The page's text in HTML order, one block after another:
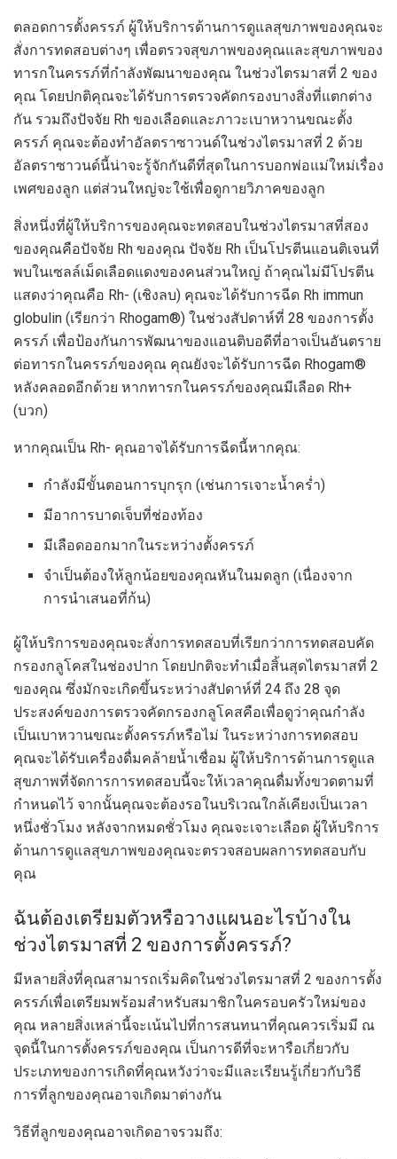
ตลอดการตั้งครรภ์ ผู้ให้บริการด้านการดูแลสุขภาพของคุณจะ
สั่งการทดสอบต่างๆ เพื่อตรวจสุขภาพของคุณและสุขภาพของ
ทารกในครรภ์ที่กำลังพัฒนาของคุณ ในช่วงไตรมาสที่ 2 ของ
คุณ โดยปกติคุณจะได้รับการตรวจคัดกรองบางสิ่งที่แตกต่าง
กัน รวมถึงปัจจัย Rh ของเลือดและภาวะเบาหวานขณะตั้ง
ครรภ์ คุณจะต้องทำอัลตราซาวนด์ในช่วงไตรมาสที่ 2 ด้วย
อัลตราซาวนด์นี้น่าจะรู้จักกันดีที่สุดในการบอกพ่อแม่ใหม่เรื่อง
เพศของลูก แต่ส่วนใหญ่จะใช้เพื่อดูกายวิภาคของลูก
สิ่งหนึ่งที่ผู้ให้บริการของคุณจะทดสอบในช่วงไตรมาสที่สอง
ของคุณคือปัจจัย Rh ของคุณ ปัจจัย Rh เป็นโปรตีนแอนติเจนที่
พบในเซลล์เม็ดเลือดแดงของคนส่วนใหญ่ ถ้าคุณไม่มีโปรตีน
แสดงว่าคุณคือ Rh- (เชิงลบ) คุณจะได้รับการฉีด Rh immun
globulin (เรียกว่า Rhogam®) ในช่วงสัปดาห์ที่ 28 ของการตั้ง
ครรภ์ เพื่อป้องกันการพัฒนาของแอนติบอดีที่อาจเป็นอันตราย
ต่อทารกในครรภ์ของคุณ คุณยังจะได้รับการฉีด Rhogam®
หลังคลอดอีกด้วย หากทารกในครรภ์ของคุณมีเลือด Rh+
(บวก)
หากคุณเป็น Rh- คุณอาจได้รับการฉีดนี้หากคุณ:
กำลังมีขั้นตอนการบุกรุก (เช่นการเจาะน้ำคร่ำ)
มีอาการบาดเจ็บที่ช่องท้อง
มีเลือดออกมากในระหว่างตั้งครรภ์
จำเป็นต้องให้ลูกน้อยของคุณหันในมดลูก (เนื่องจาก
การนำเสนอที่ก้น)
ผู้ให้บริการของคุณจะสั่งการทดสอบที่เรียกว่าการทดสอบคัด
กรองกลูโคสในช่องปาก โดยปกติจะทำเมื่อสิ้นสุดไตรมาสที่ 2
ของคุณ ซึ่งมักจะเกิดขึ้นระหว่างสัปดาห์ที่ 24 ถึง 28 จุด
ประสงค์ของการตรวจคัดกรองกลูโคสคือเพื่อดูว่าคุณกำลัง
เป็นเบาหวานขณะตั้งครรภ์หรือไม่ ในระหว่างการทดสอบ
คุณจะได้รับเครื่องดื่มคล้ายน้ำเชื่อม ผู้ให้บริการด้านการดูแล
สุขภาพที่จัดการการทดสอบนี้จะให้เวลาคุณดื่มทั้งขวดตามที่
กำหนดไว้ จากนั้นคุณจะต้องรอในบริเวณใกล้เคียงเป็นเวลา
หนึ่งชั่วโมง หลังจากหมดชั่วโมง คุณจะเจาะเลือด ผู้ให้บริการ
ด้านการดูแลสุขภาพของคุณจะตรวจสอบผลการทดสอบกับ
คุณ
ฉันต้องเตรียมตัวหรือวางแผนอะไรบ้างใน
ช่วงไตรมาสที่ 2 ของการตั้งครรภ์?
มีหลายสิ่งที่คุณสามารถเริ่มคิดในช่วงไตรมาสที่ 2 ของการตั้ง
ครรภ์เพื่อเตรียมพร้อมสำหรับสมาชิกในครอบครัวใหม่ของ
คุณ หลายสิ่งเหล่านี้จะเน้นไปที่การสนทนาที่คุณควรเริ่มมี ณ
จุดนี้ในการตั้งครรภ์ของคุณ เป็นการดีที่จะหารือเกี่ยวกับ
ประเภทของการเกิดที่คุณหวังว่าจะมีและเรียนรู้เกี่ยวกับวิธี
การที่ลูกของคุณอาจเกิดมาต่างกัน
วิธีที่ลูกของคุณอาจเกิดอาจรวมถึง: